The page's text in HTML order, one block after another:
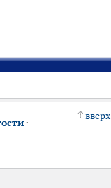
·
вверх